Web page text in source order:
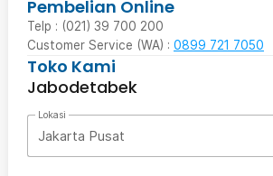
Pembelian Online
Telp : (021) 39 700 200
Customer Service (WA) : 0899 721 7050
Toko Kami
Jabodetabek
Lokasi
Jakarta Pusat